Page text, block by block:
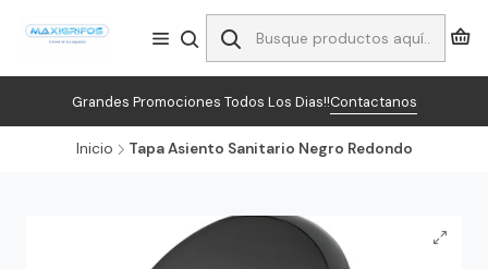
Grandes Promociones Todos Los Dias!!Contactanos
Inicio Tapa Asiento Sanitario Negro Redondo